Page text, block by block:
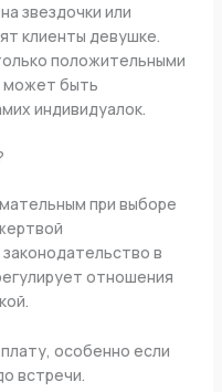
звездочки или
клиенты девушке.
положительными
может быть
индивидуалок.
при выборе
в
отношения
особенно если
встречи.